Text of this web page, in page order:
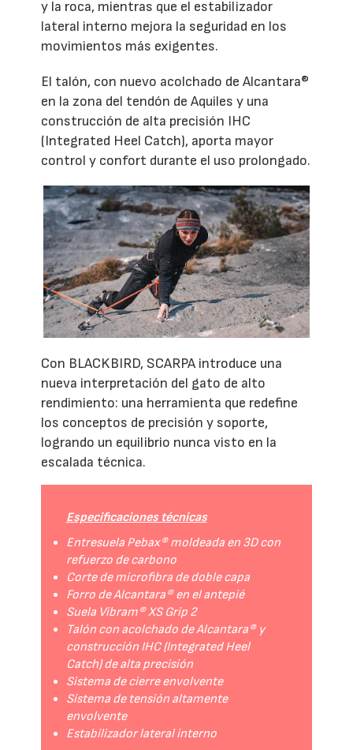
y la roca, mientras que el estabilizador
lateral interno mejora la seguridad en los
movimientos más exigentes.
El talón, con nuevo acolchado de Alcantara®
en la zona del tendón de Aquiles y una
construcción de alta precisión IHC
(Integrated Heel Catch), aporta mayor
control y confort durante el uso prolongado.
Con BLACKBIRD, SCARPA introduce una
nueva interpretación del gato de alto
rendimiento: una herramienta que redefine
los conceptos de precisión y soporte,
logrando un equilibrio nunca visto en la
escalada técnica.
Especificaciones técnicas
Entresuela Pebax® moldeada en 3D con
refuerzo de carbono
Corte de microfibra de doble capa
Forro de Alcantara® en el antepié
Suela Vibram® XS Grip 2
Talón con acolchado de Alcantara® y
construcción IHC (Integrated Heel
Catch) de alta precisión
Sistema de cierre envolvente
Sistema de tensión altamente
envolvente
Estabilizador lateral interno